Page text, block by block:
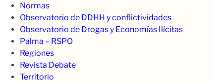
Normas
Observatorio de DDHH y conflictividades
Observatorio de Drogas y Economías Ilícitas
Palma – RSPO
Regiones
Revista Debate
Territorio